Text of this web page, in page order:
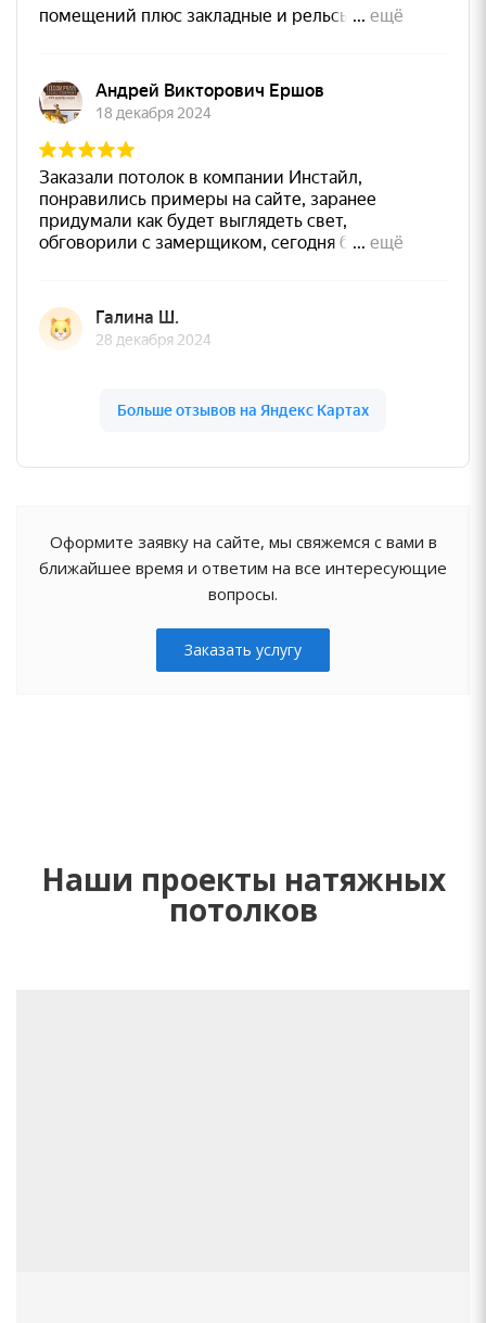
Оформите заявку на сайте, мы свяжемся с вами в
ближайшее время и ответим на все интересующие
вопросы.
Заказать услугу
Наши проекты натяжных
потолков